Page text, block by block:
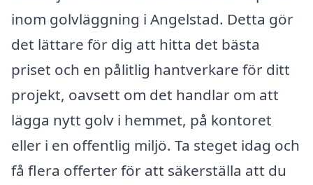
inom golvläggning i Angelstad. Detta gör
det lättare för dig att hitta det bästa
priset och en pålitlig hantverkare för ditt
projekt, oavsett om det handlar om att
lägga nytt golv i hemmet, på kontoret
eller i en offentlig miljö. Ta steget idag och
få flera offerter för att säkerställa att du